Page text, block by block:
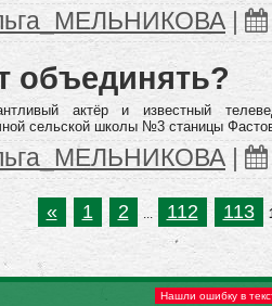
|
объединять?
актёр и известный
сельской школы №3 станицы
« 1 2 ... 112 113
Нашли ошибку в